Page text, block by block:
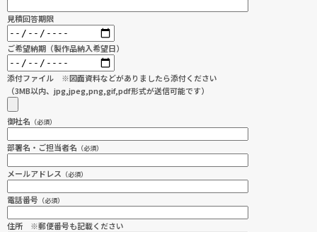
見積回答期限
ご希望納期（製作品納入希望日）
添付ファイル ※図面資料などがありましたら添付ください
（3MB以内、jpg,jpeg,png,gif,pdf形式が送信可能です）
御社名 （必須）
部署名・ご担当者名 （必須）
メールアドレス （必須）
電話番号 （必須）
住所 ※郵便番号も記載ください